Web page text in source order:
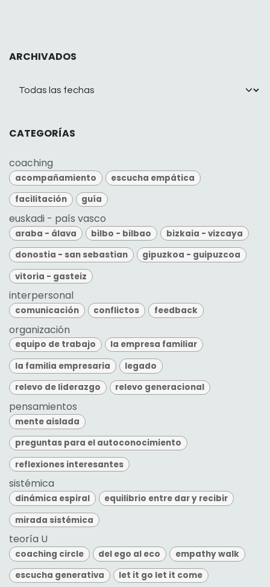
ARCHIVADOS
CATEGORÍAS
coaching
acompañamiento
escucha empática
facilitación
guía
euskadi - país vasco
araba - álava bilbo - bilbao
bizkaia - vizcaya
donostia - san sebastian
gipuzkoa - guipuzcoa
vitoria - gasteiz
interpersonal
comunicación conflictos feedback
organización
equipo de trabajo
la empresa familiar
la familia empresaria
legado
relevo de liderazgo
relevo generacional
pensamientos
mente aislada
preguntas para el autoconocimiento
reflexiones interesantes
sistémica
dinámica espiral
equilibrio entre dar y recibir
mirada sistémica
teoría U
coaching circle del ego al eco
empathy walk
escucha generativa
let it go let it come